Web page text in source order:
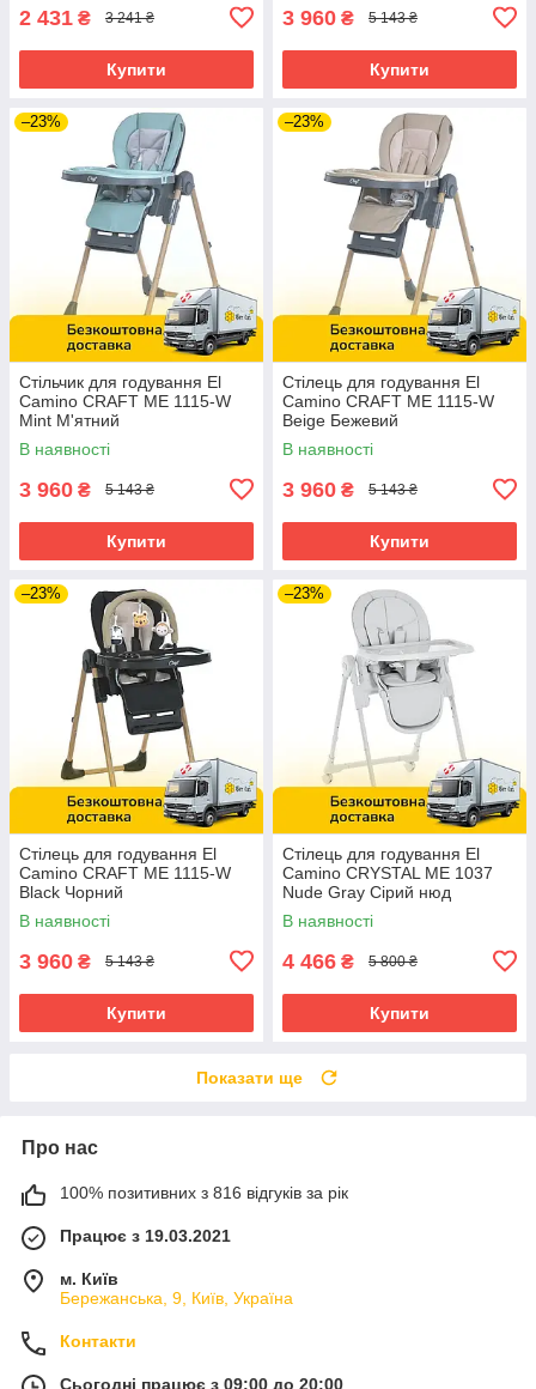
2 431 ₴ 3 241 ₴
Купити
3 960 ₴ 5 143 ₴
Купити
–23%
Стільчик для годування El
Camino CRAFT ME 1115-W
Mint М'ятний
В наявності
3 960 ₴ 5 143 ₴
Купити
–23%
Стілець для годування El
Camino CRAFT ME 1115-W
Beige Бежевий
В наявності
3 960 ₴ 5 143 ₴
Купити
–23%
Стілець для годування El
Camino CRAFT ME 1115-W
Black Чорний
В наявності
3 960 ₴ 5 143 ₴
Купити
–23%
Стілець для годування El
Camino CRYSTAL ME 1037
Nude Gray Сірий нюд
В наявності
4 466 ₴ 5 800 ₴
Купити
Показати ще
Про нас
100% позитивних з 816 відгуків за рік
Працює з 19.03.2021
м. Київ
Бережанська, 9, Київ, Україна
Контакти
Сьогодні працює з 09:00 до 20:00